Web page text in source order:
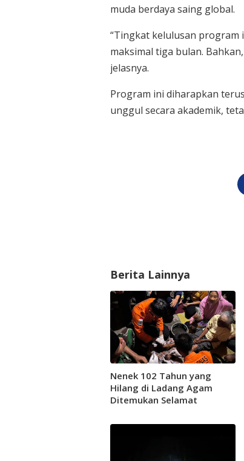
muda berdaya saing global.
“Tingkat kelulusan program
maksimal tiga bulan.
jelasnya.
Program ini diharapkan
unggul secara akademik,
Berita Lainnya
Nenek 102 Tahun yang
Hilang di Ladang Agam
Ditemukan Selamat